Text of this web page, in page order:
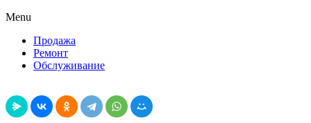
Menu
Продажа
Ремонт
Обслуживание